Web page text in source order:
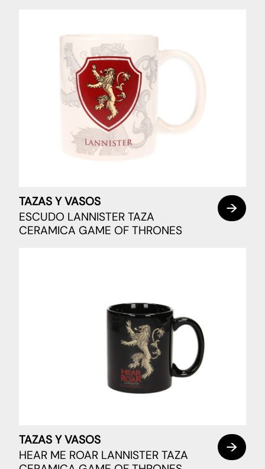
TAZAS Y VASOS
ESCUDO LANNISTER TAZA
CERAMICA GAME OF THRONES
TAZAS Y VASOS
HEAR ME ROAR LANNISTER TAZA